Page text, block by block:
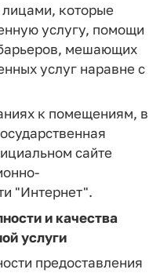
которые
услугу, помощи
мешающих
услуг наравне с
к помещениям, в
сайте
"Интернет".
и качества
услуги
предоставления